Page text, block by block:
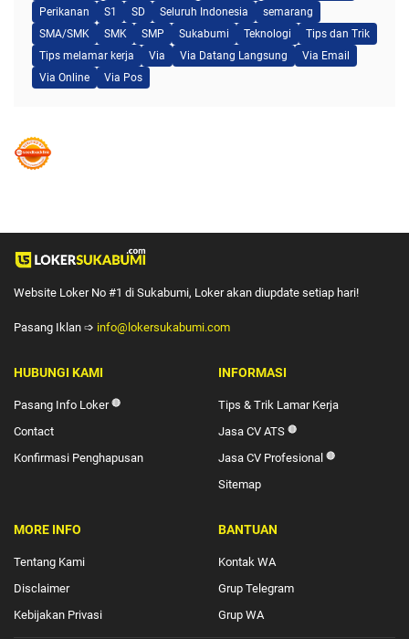
Perikanan
S1 SD Seluruh Indonesia
semarang
SMA/SMK
SMK SMP Sukabumi Teknologi
Tips dan Trik
Tips melamar kerja
Via Via Datang Langsung
Via Email
Via Online
Via Pos
Website Loker No #1 di Sukabumi, Loker akan diupdate setiap hari!
Pasang Iklan ➩ info@lokersukabumi.com
HUBUNGI KAMI
Pasang Info Loker🔴
Contact
Konfirmasi Penghapusan
INFORMASI
Tips & Trik Lamar Kerja
Jasa CV ATS 🔴
Jasa CV Profesional 🔴
Sitemap
MORE INFO
Tentang Kami
Disclaimer
Kebijakan Privasi
BANTUAN
Kontak WA
Grup Telegram
Grup WA